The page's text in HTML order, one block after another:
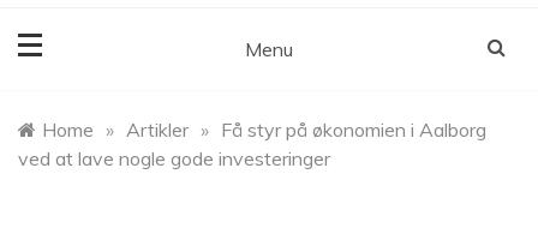
Menu
Home » Artikler » Få styr på økonomien i Aalborg
ved at lave nogle gode investeringer